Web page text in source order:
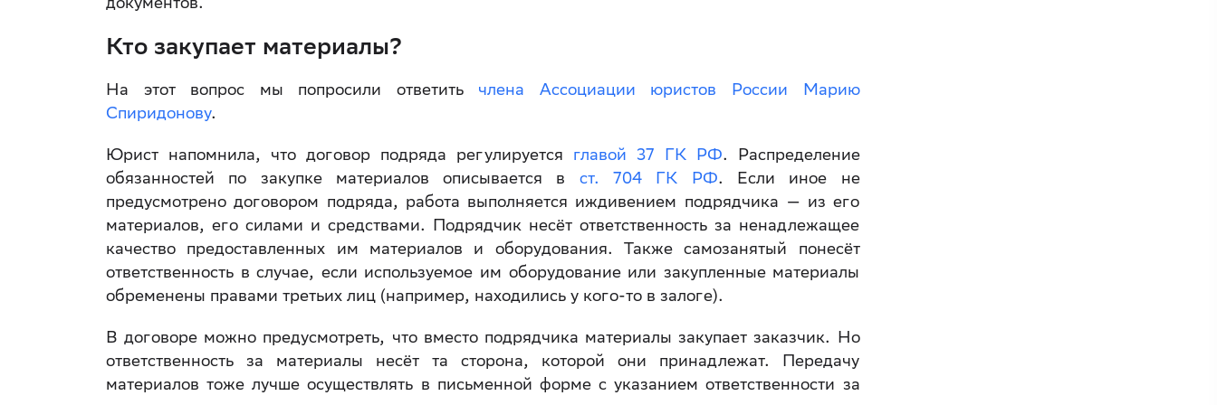
Кто закупает материалы?
На этот вопрос мы попросили ответить члена Ассоциации юристов России Марию
Спиридонову.
Юрист напомнила, что договор подряда регулируется главой 37 ГК РФ. Распределение
обязанностей по закупке материалов описывается в ст. 704 ГК РФ. Если иное не
предусмотрено договором подряда, работа выполняется иждивением подрядчика — из его
материалов, его силами и средствами. Подрядчик несёт ответственность за ненадлежащее
качество предоставленных им материалов и оборудования. Также самозанятый понесёт
ответственность в случае, если используемое им оборудование или закупленные материалы
обременены правами третьих лиц (например, находились у кого-то в залоге).
В договоре можно предусмотреть, что вместо подрядчика материалы закупает заказчик. Но
ответственность за материалы несёт та сторона, которой они принадлежат. Передачу
материалов тоже лучше осуществлять в письменной форме с указанием ответственности за